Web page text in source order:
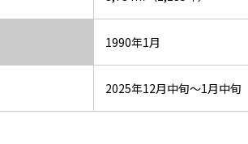
1990年1月
2025年12月中旬～1月中旬